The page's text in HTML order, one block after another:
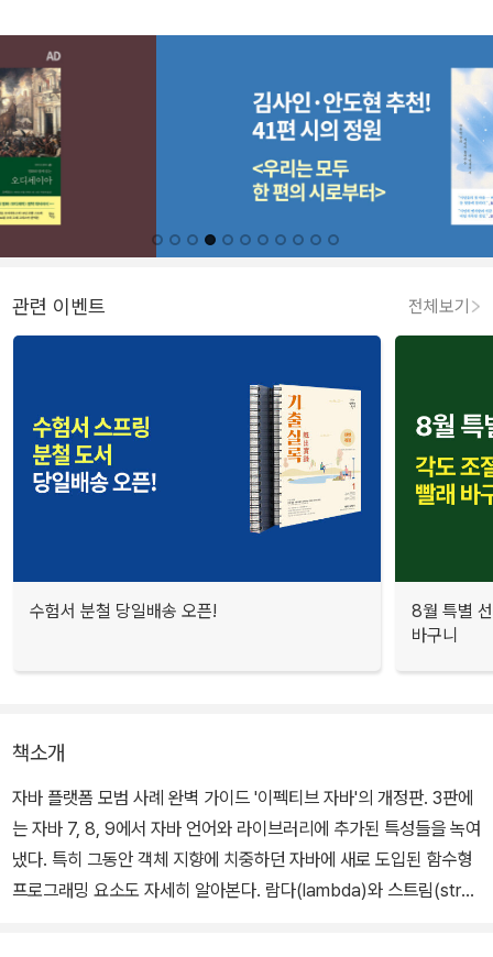
관련 이벤트 전체보기
수험서 분철 당일배송 오픈!
8월 특별
바구니
책소개
자바 플랫폼 모범 사례 완벽 가이드 '이펙티브 자바'의 개정판. 3판에
는 자바 7, 8, 9에서 자바 언어와 라이브러리에 추가된 특성들을 녹여
냈다. 특히 그동안 객체 지향에 치중하던 자바에 새로 도입된 함수형
프로그래밍 요소도 자세히 알아본다. 람다(lambda)와 스트림(strea